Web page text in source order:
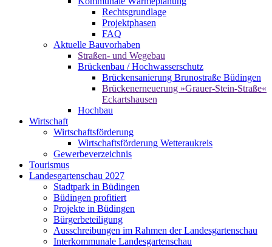
Rechtsgrundlage
Projektphasen
FAQ
Aktuelle Bauvorhaben
Straßen- und Wegebau
Brückenbau / Hochwasserschutz
Brückensanierung Brunostraße Büdingen
Brückenerneuerung »Grauer-Stein-Straße«
Eckartshausen
Hochbau
Wirtschaft
Wirtschaftsförderung
Wirtschaftsförderung Wetteraukreis
Gewerbeverzeichnis
Tourismus
Landesgartenschau 2027
Stadtpark in Büdingen
Büdingen profitiert
Projekte in Büdingen
Bürgerbeteiligung
Ausschreibungen im Rahmen der Landesgartenschau
Interkommunale Landesgartenschau